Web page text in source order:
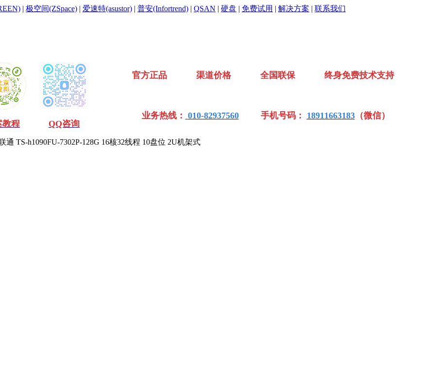
| 极空间(ZSpace) | 爱速特(asustor) | 普安(Infortrend) | QSAN | 硬盘 | 免费试用 | 解决方案 | 联系我们
教程 QQ咨询
官方正品 渠道价格 全国联保 终身免费技术支持
业务热线： 010-82937560 手机号码： 18911663183（微信）
通 TS-h1090FU-7302P-128G 16核32线程 10盘位 2U机架式